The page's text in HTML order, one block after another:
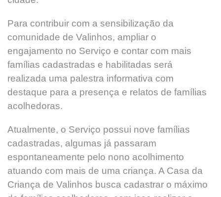
Para contribuir com a sensibilização da
comunidade de Valinhos, ampliar o
engajamento no Serviço e contar com mais
famílias cadastradas e habilitadas será
realizada uma palestra informativa com
destaque para a presença e relatos de famílias
acolhedoras.
Atualmente, o Serviço possui nove famílias
cadastradas, algumas já passaram
espontaneamente pelo nono acolhimento
atuando com mais de uma criança. A Casa da
Criança de Valinhos busca cadastrar o máximo